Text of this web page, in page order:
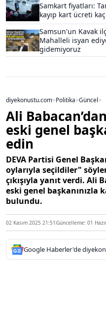
Samkart fiyatları:
kayıp kart ücreti kaç
Samsun'un Kavak
Mahalleli isyan
gidemiyoruz
diyekonustu.com>Politika>Güncel>
Ali
eski genel
edin
DEVA Partisi Genel
oylarıyla seçildiler"
çıkışıyla yanıt verdi. Ali
eski genel başkanınızla
bulundu.
02 Kasım 2025 21:51 Güncelleme: 01
Google Haberler'de